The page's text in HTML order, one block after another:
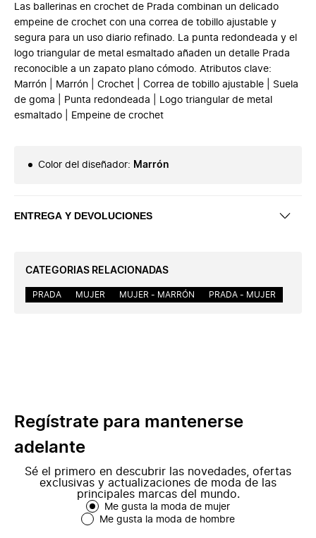
Las ballerinas en crochet de Prada combinan un delicado
empeine de crochet con una correa de tobillo ajustable y
segura para un uso diario refinado. La punta redondeada y el
logo triangular de metal esmaltado añaden un detalle Prada
reconocible a un zapato plano cómodo. Atributos clave:
Marrón | Marrón | Crochet | Correa de tobillo ajustable | Suela
de goma | Punta redondeada | Logo triangular de metal
esmaltado | Empeine de crochet
Color del diseñador: Marrón
ENTREGA Y DEVOLUCIONES
CATEGORIAS RELACIONADAS
PRADA MUJER MUJER - MARRÓN PRADA - MUJER
Regístrate para mantenerse
adelante
Sé el primero en descubrir las novedades, ofertas
exclusivas y actualizaciones de moda de las
principales marcas del mundo.
Me gusta la moda de mujer
Me gusta la moda de hombre